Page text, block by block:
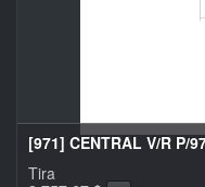
[971] CENTRAL V/R P/
Tira